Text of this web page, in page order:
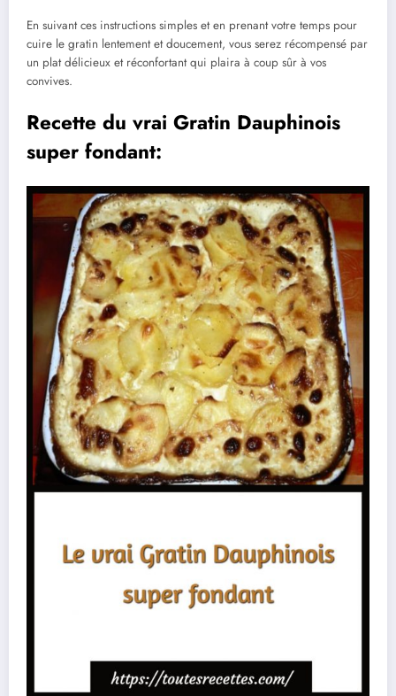
En suivant ces instructions simples et en prenant votre temps pour
cuire le gratin lentement et doucement, vous serez récompensé par
un plat délicieux et réconfortant qui plaira à coup sûr à vos
convives.
Recette du vrai Gratin Dauphinois
super fondant: